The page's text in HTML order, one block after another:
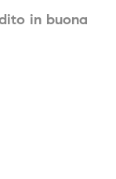
in buona